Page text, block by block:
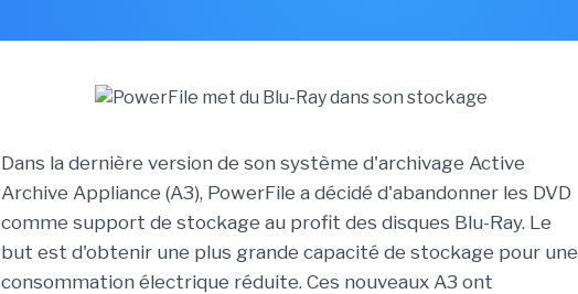
Dans la dernière version de son système d'archivage Active
Archive Appliance (A3), PowerFile a décidé d'abandonner les DVD
comme support de stockage au profit des disques Blu-Ray. Le
but est d'obtenir une plus grande capacité de stockage pour une
consommation électrique réduite. Ces nouveaux A3 ont